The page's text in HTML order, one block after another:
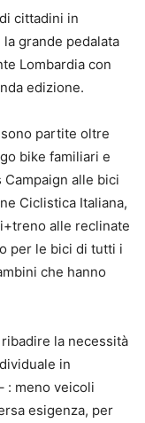
cittadini in
grande pedalata
Lombardia con
edizione.
partite oltre
bike familiari e
alle bici
Ciclistica Italiana,
alle reclinate
per le bici di tutti i
che hanno
la necessità
in
: meno veicoli
esigenza, per